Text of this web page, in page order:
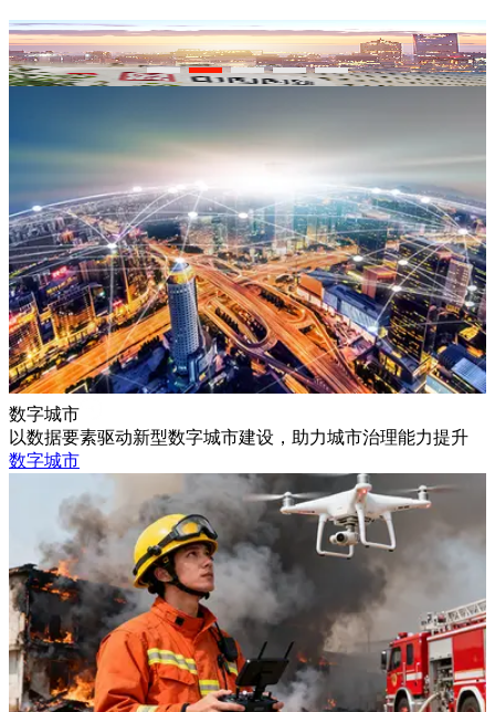
丽江“城市大脑”社会治理数据底座
数字城市
以数据要素驱动新型数字城市建设，助力城市治理能力提升
数字城市